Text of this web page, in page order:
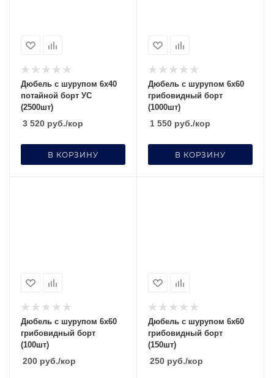
Дюбель с шурупом 6х40
потайной борт УС
(2500шт)
3 520 руб./кор
В КОРЗИНУ
Дюбель с шурупом 6х60
грибовидный борт
(1000шт)
1 550 руб./кор
В КОРЗИНУ
Дюбель с шурупом 6х60
грибовидный борт
(100шт)
200 руб./кор
Дюбель с шурупом 6х60
грибовидный борт
(150шт)
250 руб./кор